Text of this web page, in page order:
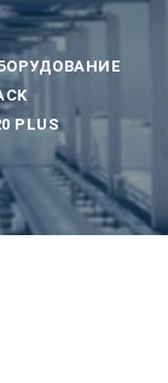
PLUS